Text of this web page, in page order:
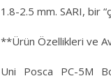
1.8-2.5 mm. SARI, bir
**Ürün Özellikleri ve
Uni Posca PC-5M